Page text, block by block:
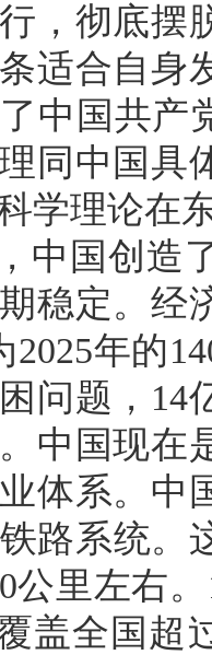
，彻底摆
适合自身
中国共
同中国具
学理论在
中国创造
稳定。经
2025年的
问题，14
中国现在
体系。中
路系统。
公里左右
盖全国超